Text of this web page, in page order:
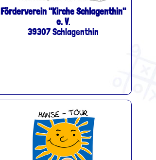
Förderverein "Kirche Schlagenthin"
e. V.
39307 Schlagenthin